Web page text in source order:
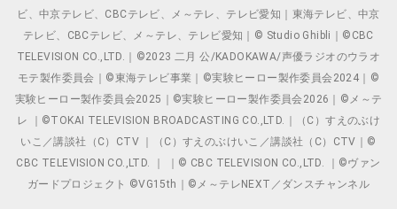
ビ、中京テレビ、CBCテレビ、メ～テレ、テレビ愛知｜東海テレビ、中京
テレビ、CBCテレビ、メ～テレ、テレビ愛知｜© Studio Ghibli｜©CBC
TELEVISION CO.,LTD.｜©2023 二月 公/KADOKAWA/声優ラジオのウラオ
モテ製作委員会｜©東海テレビ事業｜©実験ヒーロー製作委員会2024｜©
実験ヒーロー製作委員会2025｜©実験ヒーロー製作委員会2026｜©メ～テ
レ ｜©TOKAI TELEVISION BROADCASTING CO.,LTD.｜（C）すえのぶけ
いこ／講談社（C）CTV ｜（C）すえのぶけいこ／講談社（C）CTV｜©
CBC TELEVISION CO.,LTD. ｜ ｜© CBC TELEVISION CO.,LTD. ｜©ヴァン
ガードプロジェクト ©VG15th｜©メ～テレNEXT／ダンスチャンネル